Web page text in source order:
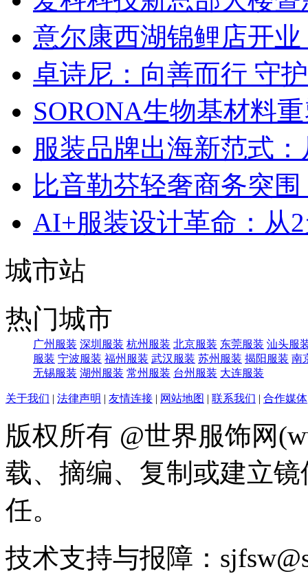
意尔康西湖锦鲤店开
卓诗尼：向善而行 守
SORONA生物基材料
服装品牌出海新范式
比音勒芬轻奢商务突
AI+服装设计革命：从
城市站
热门城市
广州服装 深圳服装 杭州服装 北京服装 东莞服装 汕头服
服装 宁波服装 福州服装 武汉服装 苏州服装 揭阳服装 南
无锡服装 湖州服装 常州服装 台州服装 大连服装
关于我们 | 法律声明 | 友情连接 | 网站地图 | 联系我们 | 合作媒体
版权所有 @世界服饰网
载、摘编、复制或建立
任。
技术支持与报障：